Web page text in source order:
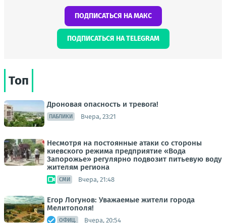
ПОДПИСАТЬСЯ НА МАКС
ПОДПИСАТЬСЯ НА TELEGRAM
Топ
Дроновая опасность и тревога!
ПАБЛИКИ Вчера, 23:21
Несмотря на постоянные атаки со стороны
киевского режима предприятие «Вода
Запорожье» регулярно подвозит питьевую воду
жителям региона
СМИ Вчера, 21:48
Егор Логунов: Уважаемые жители города
Мелитополя!
ОФИЦ. Вчера, 20:54